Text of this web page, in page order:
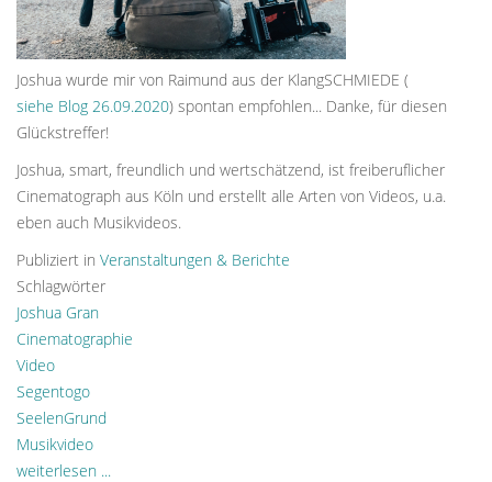
Joshua wurde mir von Raimund aus der KlangSCHMIEDE (
siehe Blog 26.09.2020) spontan empfohlen... Danke, für diesen
Glückstreffer!
Joshua, smart, freundlich und wertschätzend, ist freiberuflicher
Cinematograph aus Köln und erstellt alle Arten von Videos, u.a.
eben auch Musikvideos.
Publiziert in Veranstaltungen & Berichte
Schlagwörter
Joshua Gran
Cinematographie
Video
Segentogo
SeelenGrund
Musikvideo
weiterlesen ...